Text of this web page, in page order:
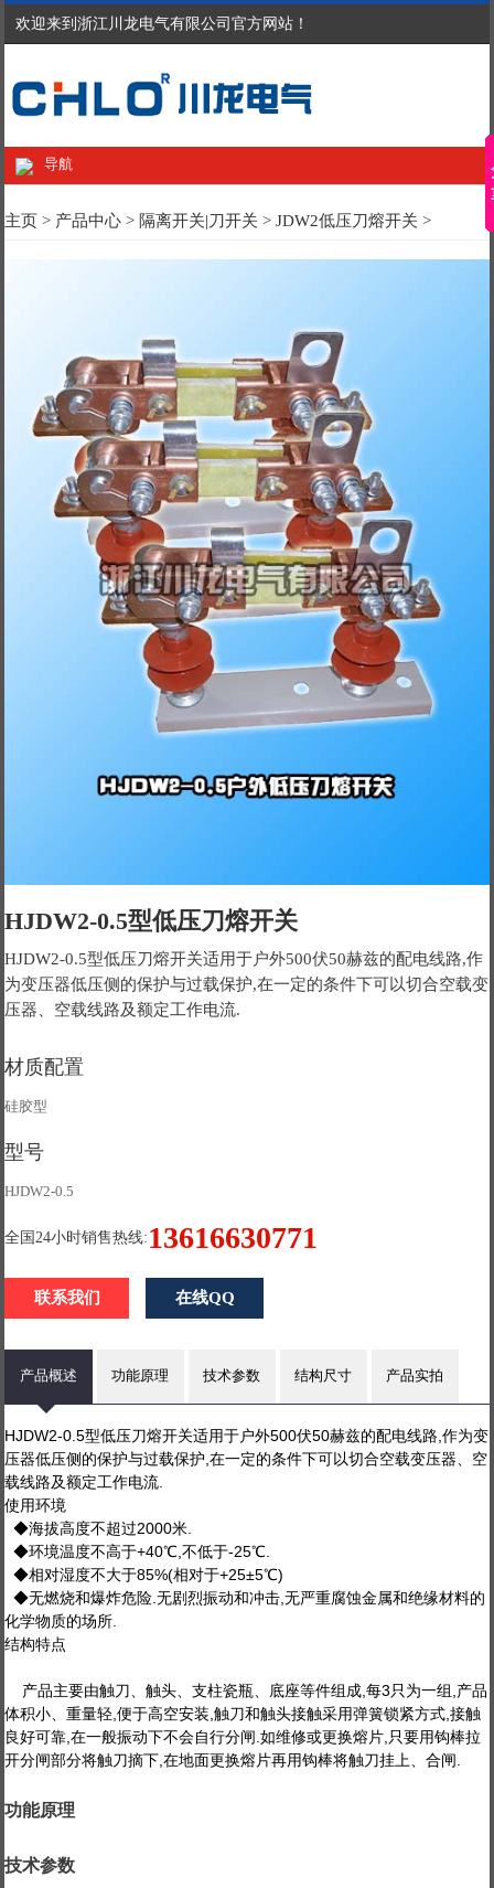
欢迎来到浙江川龙电气有限公司官方网站！
导航
主页 > 产品中心 > 隔离开关|刀开关 >JDW2低压刀熔开关 >
HJDW2-0.5型低压刀熔开关
HJDW2-0.5型低压刀熔开关适用于户外500伏50赫兹的配电线路,作
为变压器低压侧的保护与过载保护,在一定的条件下可以切合空载变
压器、空载线路及额定工作电流.
材质配置
硅胶型
型号
HJDW2-0.5
全国24小时销售热线: 13616630771
联系我们 在线QQ
产品概述 功能原理 技术参数 结构尺寸 产品实拍
HJDW2-0.5型低压刀熔开关适用于户外500伏50赫兹的配电线路,作为变
压器低压侧的保护与过载保护,在一定的条件下可以切合空载变压器、空
载线路及额定工作电流.
使用环境
◆海拔高度不超过2000米.
◆环境温度不高于+40℃,不低于-25℃.
◆相对湿度不大于85%(相对于+25±5℃)
◆无燃烧和爆炸危险.无剧烈振动和冲击,无严重腐蚀金属和绝缘材料的
化学物质的场所.
结构特点
产品主要由触刀、触头、支柱瓷瓶、底座等件组成,每3只为一组,产品
体积小、重量轻,便于高空安装,触刀和触头接触采用弹簧锁紧方式,接触
良好可靠,在一般振动下不会自行分闸.如维修或更换熔片,只要用钩棒拉
开分闸部分将触刀摘下,在地面更换熔片再用钩棒将触刀挂上、合闸.
功能原理
技术参数